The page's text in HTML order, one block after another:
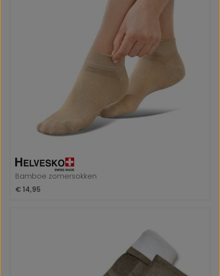
Bamboe zomersokken
Normale prijs:
€ 14,95